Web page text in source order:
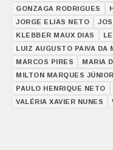
GONZAGA RODRIGUES
JORGE ELIAS NETO
KLEBBER MAUX DIAS
LUIZ AUGUSTO PAIVA DA
MARCOS PIRES
MARIA
MILTON MARQUES JÚNIOR
PAULO HENRIQUE NETO
VALÉRIA XAVIER NUNES